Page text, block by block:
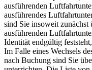
ausführenden
ausführendes
sind Sie insoweit zunächst
ausführenden
Identität endgültig
Im Falle eines Wechsels
nach Buchung sind Sie